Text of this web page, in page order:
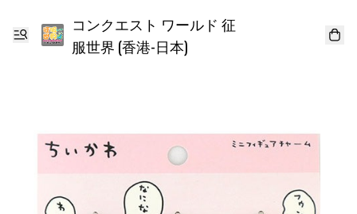
コンクエスト ワールド 征
服世界 (香港-日本)